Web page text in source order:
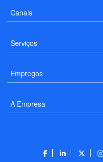
Canais
Serviços
Empregos
A Empresa